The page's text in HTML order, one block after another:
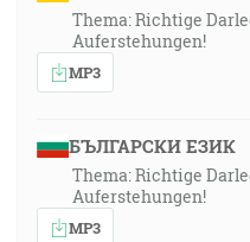
Thema: Richtige
Auferstehungen!
MP3
БЪЛГАРСКИ ЕЗИК
Thema: Richtige
Auferstehungen!
MP3